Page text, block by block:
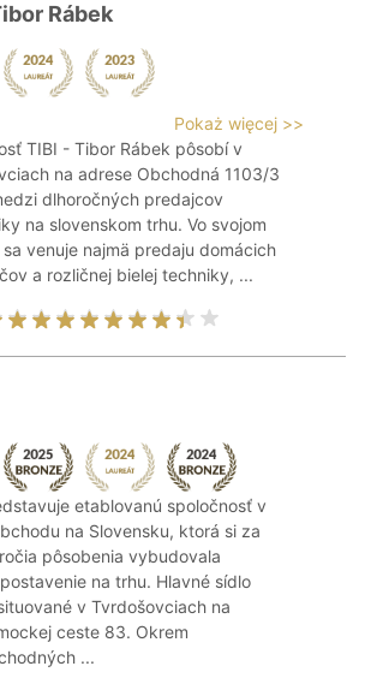
Rábek
Pokaż więcej >>
TIBI - Tibor Rábek pôsobí v
na adrese Obchodná 1103/3
dlhoročných predajcov
na slovenskom trhu. Vo svojom
venuje najmä predaju domácich
a rozličnej bielej techniky, ...
etablovanú spoločnosť v
na Slovensku, ktorá si za
pôsobenia vybudovala
na trhu. Hlavné sídlo
v Tvrdošovciach na
ceste 83. Okrem
...